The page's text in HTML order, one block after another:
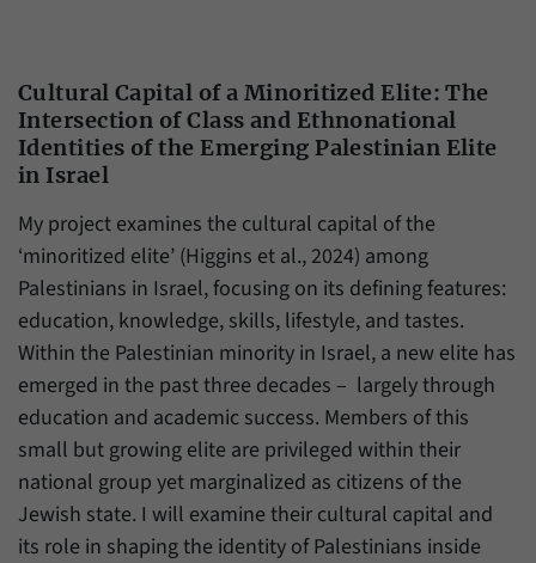
Cultural Capital of a Minoritized Elite: The
Intersection of Class and Ethnonational
Identities of the Emerging Palestinian Elite
in Israel
My project examines the cultural capital of the
‘minoritized elite’ (Higgins et al., 2024) among
Palestinians in Israel, focusing on its defining features:
education, knowledge, skills, lifestyle, and tastes.
Within the Palestinian minority in Israel, a new elite has
emerged in the past three decades – largely through
education and academic success. Members of this
small but growing elite are privileged within their
national group yet marginalized as citizens of the
Jewish state. I will examine their cultural capital and
its role in shaping the identity of Palestinians inside